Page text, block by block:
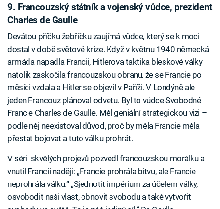
9. Francouzský státník a vojenský vůdce, prezident
Charles de Gaulle
Devátou příčku žebříčku zaujímá vůdce, který se k moci
dostal v době světové krize. Když v květnu 1940 německá
armáda napadla Francii, Hitlerova taktika bleskové války
natolik zaskočila francouzskou obranu, že se Francie po
měsíci vzdala a Hitler se objevil v Paříži. V Londýně ale
jeden Francouz plánoval odvetu. Byl to vůdce Svobodné
Francie Charles de Gaulle. Měl geniální strategickou vizi –
podle něj neexistoval důvod, proč by měla Francie měla
přestat bojovat a tuto válku prohrát.
V sérii skvělých projevů pozvedl francouzskou morálku a
vnutil Francii naději: „Francie prohrála bitvu, ale Francie
neprohrála válku.“ „Sjednotit impérium za účelem války,
osvobodit naši vlast, obnovit svobodu a také vytvořit